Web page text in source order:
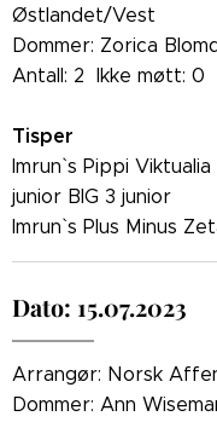
Østlandet/Vest
Dommer: Zorica
Antall: 2 Ikke møtt: 0
Tisper
Imrun` s Pippi
junior BIG 3 junior
Imrun` s Plus Minus
Dato: 15.07.2023
Arrangør: Norsk
Dommer: Ann